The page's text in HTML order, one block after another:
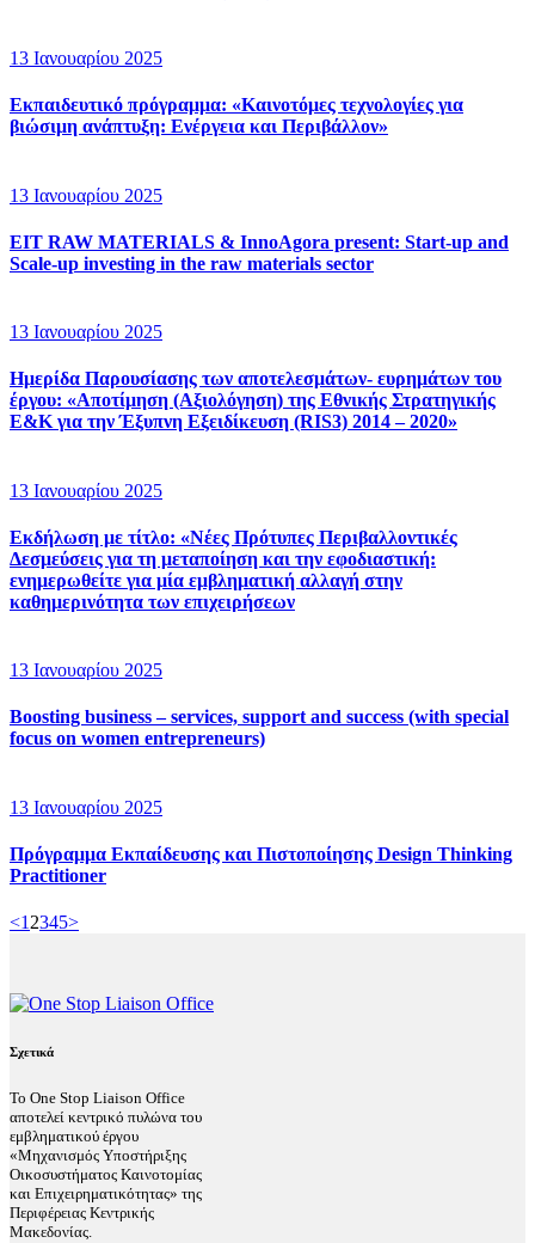
13 Ιανουαρίου 2025
Εκπαιδευτικό πρόγραμμα: «Καινοτόμες τεχνολογίες για
βιώσιμη ανάπτυξη: Ενέργεια και Περιβάλλον»
13 Ιανουαρίου 2025
EIT RAW MATERIALS & InnoAgora present: Start-up and
Scale-up investing in the raw materials sector
13 Ιανουαρίου 2025
Ημερίδα Παρουσίασης των αποτελεσμάτων- ευρημάτων του
έργου: «Αποτίμηση (Αξιολόγηση) της Εθνικής Στρατηγικής
Ε&Κ για την Έξυπνη Εξειδίκευση (RIS3) 2014 – 2020»
13 Ιανουαρίου 2025
Eκδήλωση με τίτλο: «Νέες Πρότυπες Περιβαλλοντικές
Δεσμεύσεις για τη μεταποίηση και την εφοδιαστική:
ενημερωθείτε για μία εμβληματική αλλαγή στην
καθημερινότητα των επιχειρήσεων
13 Ιανουαρίου 2025
Boosting business – services, support and success (with special
focus on women entrepreneurs)
13 Ιανουαρίου 2025
Πρόγραμμα Εκπαίδευσης και Πιστοποίησης Design Thinking
Practitioner
Σελιδοποίηση
<Page
1 Page
2Page
3Page
4Page
5>
Σχετικά
Το One Stop Liaison Office
αποτελεί κεντρικό πυλώνα του
εμβληματικού έργου
«Μηχανισμός Υποστήριξης
Οικοσυστήματος Καινοτομίας
και Επιχειρηματικότητας» της
Περιφέρειας Κεντρικής
Μακεδονίας.